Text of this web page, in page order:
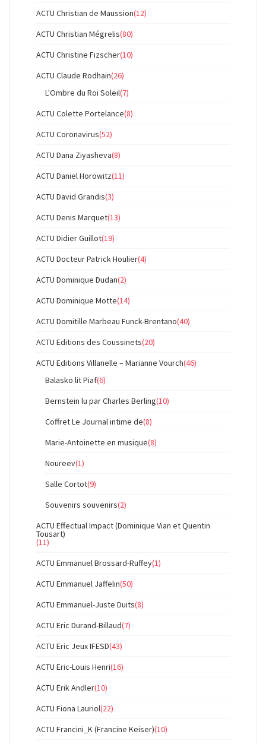
ACTU Christian de Maussion(12)
ACTU Christian Mégrelis(80)
ACTU Christine Fizscher(10)
ACTU Claude Rodhain(26)
L'Ombre du Roi Soleil(7)
ACTU Colette Portelance(8)
ACTU Coronavirus(52)
ACTU Dana Ziyasheva(8)
ACTU Daniel Horowitz(11)
ACTU David Grandis(3)
ACTU Denis Marquet(13)
ACTU Didier Guillot(19)
ACTU Docteur Patrick Houlier(4)
ACTU Dominique Dudan(2)
ACTU Dominique Motte(14)
ACTU Domitille Marbeau Funck-Brentano(40)
ACTU Editions des Coussinets(20)
ACTU Editions Villanelle – Marianne Vourch(46)
Balasko lit Piaf(6)
Bernstein lu par Charles Berling(10)
Coffret Le Journal intime de(8)
Marie-Antoinette en musique(8)
Noureev(1)
Salle Cortot(9)
Souvenirs souvenirs(2)
ACTU Effectual Impact (Dominique Vian et Quentin
Tousart)
(11)
ACTU Emmanuel Brossard-Ruffey(1)
ACTU Emmanuel Jaffelin(50)
ACTU Emmanuel-Juste Duits(8)
ACTU Eric Durand-Billaud(7)
ACTU Eric Jeux IFESD(43)
ACTU Eric-Louis Henri(16)
ACTU Erik Andler(10)
ACTU Fiona Lauriol(22)
ACTU Francini_K (Francine Keiser)(10)